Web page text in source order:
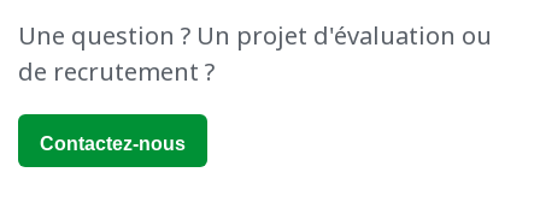
Une question ? Un projet d'évaluation ou
de recrutement ?
Contactez-nous